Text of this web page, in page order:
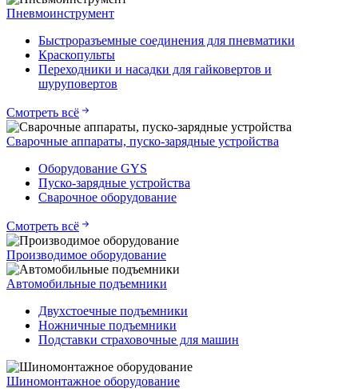
Пневмоинструмент
Быстроразъемные соединения для пневматики
Краскопульты
Переходники и насадки для гайковертов и
шуруповертов
Смотреть всё
Сварочные аппараты, пуско-зарядные устройства
Оборудование GYS
Пуско-зарядные устройства
Сварочное оборудование
Смотреть всё
Производимое оборудование
Автомобильные подъемники
Двухстоечные подъемники
Ножничные подъемники
Подставки страховочные для машин
Шиномонтажное оборудование